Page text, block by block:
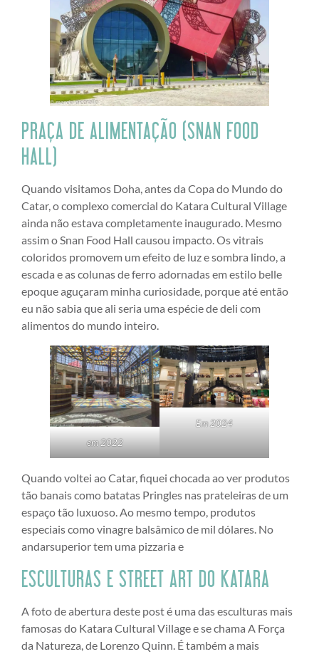
PRAÇA DE ALIMENTAÇÃO (SNAN FOOD
HALL)
Quando visitamos Doha, antes da Copa do Mundo do
Catar, o complexo comercial do Katara Cultural Village
ainda não estava completamente inaugurado. Mesmo
assim o Snan Food Hall causou impacto. Os vitrais
coloridos promovem um efeito de luz e sombra lindo, a
escada e as colunas de ferro adornadas em estilo belle
epoque aguçaram minha curiosidade, porque até então
eu não sabia que ali seria uma espécie de deli com
alimentos do mundo inteiro.
em 2022
Em 2024
Quando voltei ao Catar, fiquei chocada ao ver produtos
tão banais como batatas Pringles nas prateleiras de um
espaço tão luxuoso. Ao mesmo tempo, produtos
especiais como vinagre balsâmico de mil dólares. No
andarsuperior tem uma pizzaria e
ESCULTURAS E STREET ART DO KATARA
A foto de abertura deste post é uma das esculturas mais
famosas do Katara Cultural Village e se chama A Força
da Natureza, de Lorenzo Quinn. É também a mais